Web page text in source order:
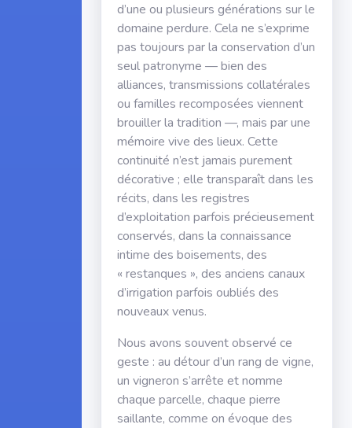
d’une ou plusieurs générations sur le
domaine perdure. Cela ne s’exprime
pas toujours par la conservation d’un
seul patronyme — bien des
alliances, transmissions collatérales
ou familles recomposées viennent
brouiller la tradition —, mais par une
mémoire vive des lieux. Cette
continuité n’est jamais purement
décorative ; elle transparaît dans les
récits, dans les registres
d’exploitation parfois précieusement
conservés, dans la connaissance
intime des boisements, des
« restanques », des anciens canaux
d’irrigation parfois oubliés des
nouveaux venus.
Nous avons souvent observé ce
geste : au détour d’un rang de vigne,
un vigneron s’arrête et nomme
chaque parcelle, chaque pierre
saillante, comme on évoque des